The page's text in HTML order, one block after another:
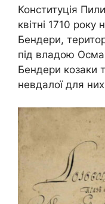
Конституція
квітні 1710 року
Бендери,
під владою
Бендери козаки
невдалої для